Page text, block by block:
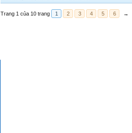
Trang 1 của 10 trang 1 2 3 4 5 6 →